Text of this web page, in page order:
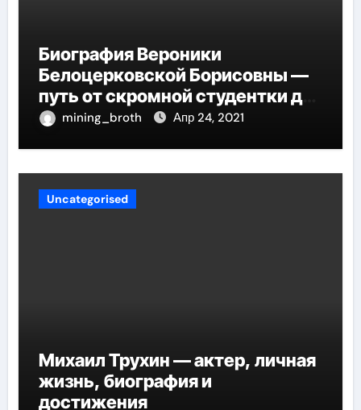
Биография Вероники
Белоцерковской Борисовны —
путь от скромной студентки до
великолепных достижений в
mining_broth Апр 24, 2021
Uncategorised
Михаил Трухин — актер, личная
жизнь, биография и
достижения